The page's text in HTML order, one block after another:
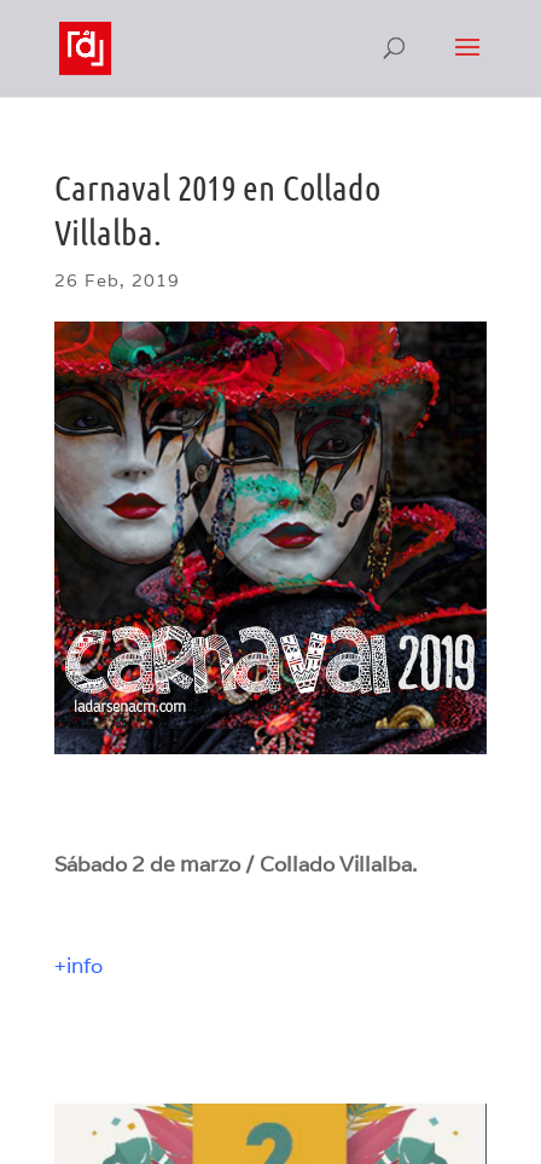
Carnaval 2019 en Collado
Villalba.
26 Feb, 2019
Sábado 2 de marzo / Collado Villalba.
+info